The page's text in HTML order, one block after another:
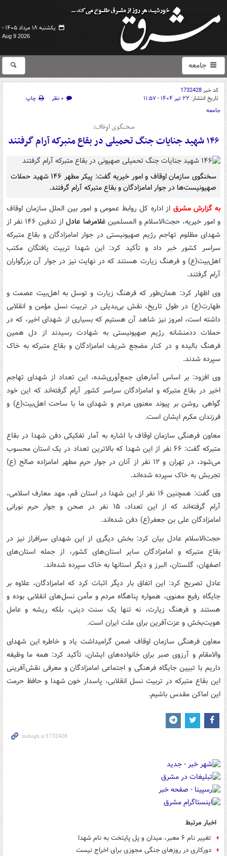
یکشنبه ۱۸ مرداد ۱۴۰۵ -
Aug 9 2026
جامعه
کد خبر1732428
تاریخ انتشار: ۲۲ تیر ۱۴۰۴ - ۱۱:۵۷ ۰ نظر
چاپ
جامعه
سخنگوی اوقاف:
۱۴۶ شهید جنایات جنگ تحمیلی در بقاع متبرکه آرام گرفتند
سخنگوی سازمان اوقاف و امور خیریه گفت: پیکر مطهر ۱۴۶ شهید حملات
صهیونیست‌ها در جوار امامزادگان و بقاع متبرکه آرام گرفتند.
به گزارش مشرق از اداره کل روابط عمومی و امور بین الملل سازمان اوقاف
و امور خیریه، حجت‌الاسلام و المسلمین غلامرضا عادل
از تدفین ۱۴۶ نفر از
شهدای مظلوم تهاجم رژیم صهیونیستی در جوار امامزادگان و بقاع متبرکه
سراسر کشور خبر داد و تأکید کرد: این شهدا تربیت‌ یافتگان مکتب
اهل‌بیت(ع) و فرهنگ زیارت هستند که در نهایت نیز در جوار آن بزرگواران
آرام گرفتند.
وی اظهار کرد: همان‌طور که فرهنگ زیارت و توسل به اهل‌بیت عصمت و
طهارت(ع) در طول تاریخ، نقش بی‌بدیلی در تربیت نسل مؤمن و انقلابی
داشته است، امروز نیز شاهد آن هستیم که بسیاری از شهدای اخیر، که در
حملات ددمنشانه رژیم صهیونیستی به شهادت رسیدند از دل همین
فرهنگ بالیده و در کنار مضجع شریف امامزادگان و بقاع متبرکه به خاک
سپرده شدند.
وی افزود: بر اساس آمارهای جمع‌آوری‌شده، این تعداد از شهدای تهاجم‌
اخیر در بقاع متبرکه و امامزادگان سراسر کشور آرام گرفته‌اند که این خود
گواهی روشن بر پیوند معنوی مردم و شهدای ما با ساحت اهل‌بیت(ع) و
فرزندان مکرم ایشان است.
معاون فرهنگی سازمان اوقاف با اشاره به آمار تفکیکی دفن شهدا در بقاع
متبرکه گفت: ۶۶ نفر از این شهدا که بالاترین تعداد در یک استان محسوب
می‌شود، در تهران و ۱۲ نفر از آنان در جوار حرم مطهر امامزاده صالح (ع)
تجریش به خاک سپرده شده‌اند.
وی گفت: همچنین ۱۶ نفر از این شهدا در استان قم، مهد معارف اسلامی،
آرام گرفته‌اند که از این تعداد، ۱۵ نفر در صحن و جوار حرم نورانی
امامزادگان علی بن جعفر(ع) دفن شده‌اند.
حجت‌الاسلام عادل بیان کرد: بخش دیگری از این شهدای سرافراز نیز در
بقاع متبرکه و امامزادگان سایر استان‌های کشور، از جمله استان‌های
اصفهان، گلستان، البرز و دیگر استانها به خاک سپرده شده‌اند.
عادل تصریح کرد: این اتفاق بار دیگر اثبات کرد که امامزادگان، علاوه بر
جایگاه رفیع معنوی، همواره پناهگاه مردم و مأمن نسل‌های انقلابی بوده و
هستند و فرهنگ زیارت، نه تنها یک سنت دینی، بلکه ریشه و عامل
هویت‌بخش و عزت‌آفرین برای ملت ایران است.
معاون فرهنگی سازمان اوقاف ضمن گرامیداشت یاد و خاطره این شهدای
والامقام و آرزوی صبر برای خانواده‌های ایشان، تأکید کرد: همه ما وظیفه
داریم با تبیین جایگاه فرهنگی و اجتماعی امامزادگان و معرفی نقش‌آفرینی
این بقاع متبرکه در تربیت نسل انقلابی، پاسدار خون شهدا و حافظ حرمت
این اماکن مقدس باشیم.
اخبار مرتبط
تغییر نام ۶ معبر، میدان و پل پایتخت به نام شهدا
دورکاری در روزهای جنگی مجوزی برای اخراج نیست